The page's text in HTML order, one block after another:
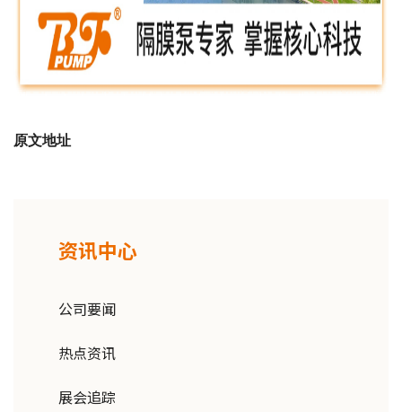
原文地址
资讯中心
公司要闻
热点资讯
展会追踪